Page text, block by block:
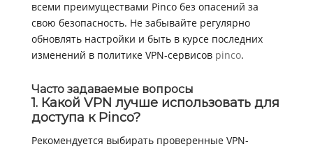
всеми преимуществами Pinco без опасений за
свою безопасность. Не забывайте регулярно
обновлять настройки и быть в курсе последних
изменений в политике VPN-сервисов pinco.
Часто задаваемые вопросы
1. Какой VPN лучше использовать для
доступа к Pinco?
Рекомендуется выбирать проверенные VPN-